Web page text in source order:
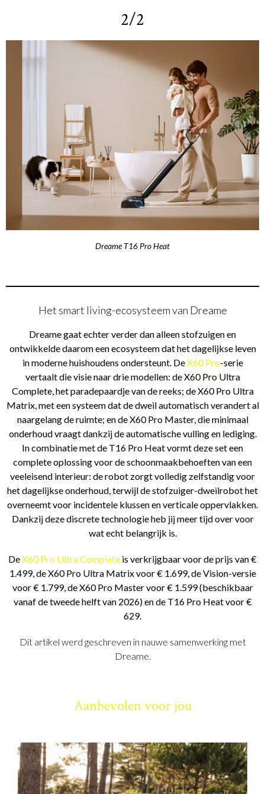
2/2
Dreame T16 Pro Heat
Het smart living-ecosysteem van Dreame
Dreame gaat echter verder dan alleen stofzuigen en
ontwikkelde daarom een ecosysteem dat het dagelijkse leven
in moderne huishoudens ondersteunt. DeX60 Pro-serie
vertaalt die visie naar drie modellen: de X60 Pro Ultra
Complete, het paradepaardje van de reeks; de X60 Pro Ultra
Matrix, met een systeem dat de dweil automatisch verandert al
naargelang de ruimte; en de X60 Pro Master, die minimaal
onderhoud vraagt dankzij de automatische vulling en lediging.
In combinatie met de T16 Pro Heat vormt deze set een
complete oplossing voor de schoonmaakbehoeften van een
veeleisend interieur: de robot zorgt volledig zelfstandig voor
het dagelijkse onderhoud, terwijl de stofzuiger-dweilrobot het
overneemt voor incidentele klussen en verticale oppervlakken.
Dankzij deze discrete technologie heb jij meer tijd over voor
wat echt belangrijk is.
DeX60 Pro Ultra Complete is verkrijgbaar voor de prijs van €
1.499, de X60 Pro Ultra Matrix voor € 1.699, de Vision-versie
voor € 1.799, de X60 Pro Master voor € 1.599 (beschikbaar
vanaf de tweede helft van 2026) en de T16 Pro Heat voor €
629.
Dit artikel werd geschreven in nauwe samenwerking met
Dreame.
Aanbevolen voor jou